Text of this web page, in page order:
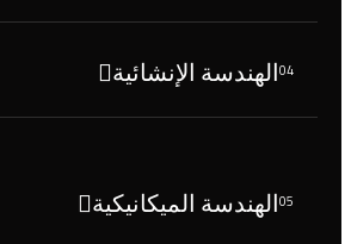
04الهندسة الإنشائية
05الهندسة الميكانيكية